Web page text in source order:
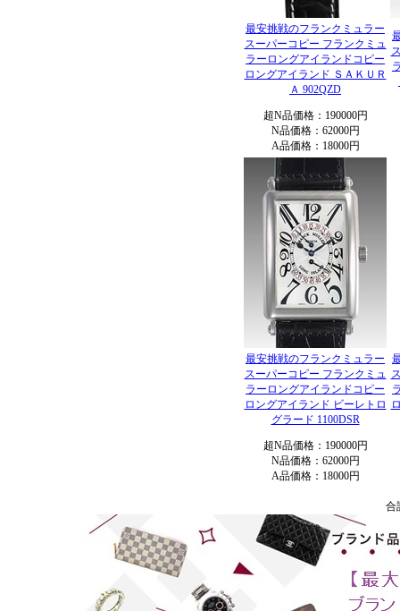
最安挑戦のフランクミュラー
スーパーコピー フランクミュ
ラーロングアイランドコピー
ロングアイランド ＳＡＫＵＲ
Ａ 902QZD
超N品価格：190000円
N品価格：62000円
A品価格：18000円
最安挑戦のフランクミュラー
スーパーコピー フランクミュ
ラーロングアイランドコピー
ロングアイランド ビーレトロ
グラード 1100DSR
超N品価格：190000円
N品価格：62000円
A品価格：18000円
合